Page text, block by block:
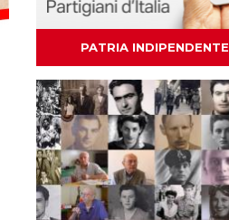
PATRIA INDIPENDENTE